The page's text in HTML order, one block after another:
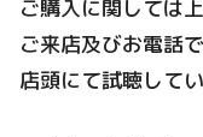
ご購入に関しては
ご来店及びお電話
店頭にて試聴して